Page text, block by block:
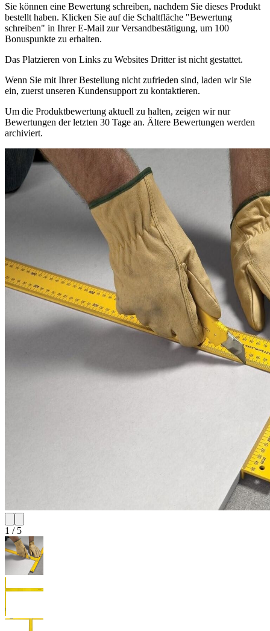
Sie können eine Bewertung schreiben, nachdem Sie dieses Produkt
bestellt haben. Klicken Sie auf die Schaltfläche "Bewertung
schreiben" in Ihrer E-Mail zur Versandbestätigung, um 100
Bonuspunkte zu erhalten.
Das Platzieren von Links zu Websites Dritter ist nicht gestattet.
Wenn Sie mit Ihrer Bestellung nicht zufrieden sind, laden wir Sie
ein, zuerst unseren Kundensupport zu kontaktieren.
Um die Produktbewertung aktuell zu halten, zeigen wir nur
Bewertungen der letzten 30 Tage an. Ältere Bewertungen werden
archiviert.
1 / 5